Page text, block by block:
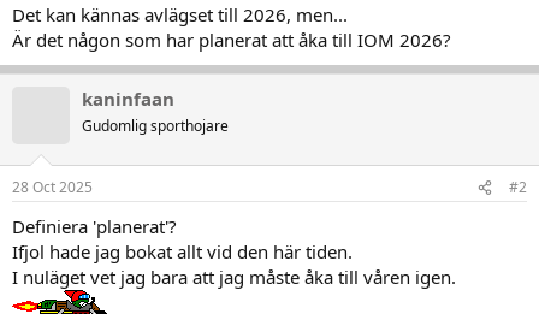
e
r
Det kan kännas avlägset till 2026, men...
Är det någon som har planerat att åka till IOM 2026?
kaninfaan
Gudomlig sporthojare
28 Oct 2025 #2
Definiera 'planerat'?
Ifjol hade jag bokat allt vid den här tiden.
I nuläget vet jag bara att jag måste åka till våren igen.